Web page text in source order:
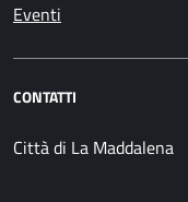
Eventi
CONTATTI
Città di La Maddalena